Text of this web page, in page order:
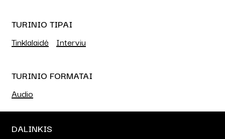
TURINIO TIPAI
Tinklalaidė Interviu
TURINIO FORMATAI
Audio
DALINKIS